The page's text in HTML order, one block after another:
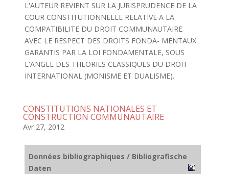
L'AUTEUR REVIENT SUR LA JURISPRUDENCE DE LA
COUR CONSTITUTIONNELLE RELATIVE A LA
COMPATIBILITE DU DROIT COMMUNAUTAIRE
AVEC LE RESPECT DES DROITS FONDA- MENTAUX
GARANTIS PAR LA LOI FONDAMENTALE, SOUS
L'ANGLE DES THEORIES CLASSIQUES DU DROIT
INTERNATIONAL (MONISME ET DUALISME).
CONSTITUTIONS NATIONALES ET
CONSTRUCTION COMMUNAUTAIRE
Avr 27, 2012
Données bibliographiques / Bibliografische
Daten